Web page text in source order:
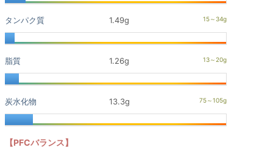
タンパク質 1.49g
脂質 1.26g
炭水化物 13.3g
【PFCバランス】